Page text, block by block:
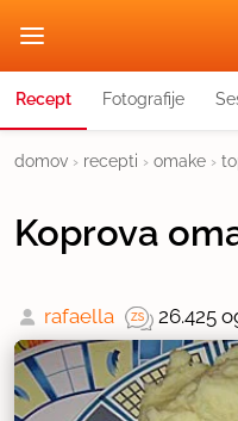
Recept Fotografije
domov › recepti › omake ›
Koprova
rafaella 26.425